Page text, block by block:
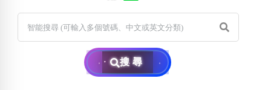
搜尋